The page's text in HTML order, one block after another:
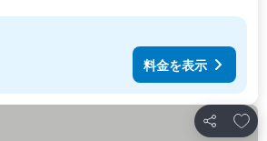
料金を表示
シェア
お気